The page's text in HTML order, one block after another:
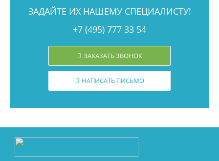
ЗАДАЙТЕ ИХ НАШЕМУ СПЕЦИАЛИСТУ!
+7 (495) 777 33 54
ЗАКАЗАТЬ ЗВОНОК
НАПИСАТЬ ПИСЬМО